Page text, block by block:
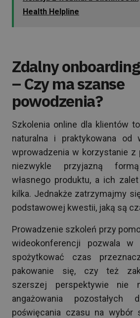
Health Helpline
Zdalny
– Czy ma szanse
powodzenia?
Szkolenia online dla klientów
naturalna i praktykowana od
wprowadzenia w korzystanie z
niezwykle przyjazną
własnego produktu, a ich
kilka. Jednakże zatrzymajmy
podstawowej kwestii, jaką są
Prowadzenie szkoleń przy
wideokonferencji pozwala w
spożytkować czas
pakowanie się, czy też
szerszej perspektywie nie
angażowania
poświęcania czasu na wybór